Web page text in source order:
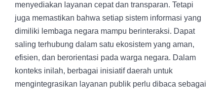
menyediakan layanan cepat dan transparan. Tetapi
juga memastikan bahwa setiap sistem informasi yang
dimiliki lembaga negara mampu berinteraksi. Dapat
saling terhubung dalam satu ekosistem yang aman,
efisien, dan berorientasi pada warga negara. Dalam
konteks inilah, berbagai inisiatif daerah untuk
mengintegrasikan layanan publik perlu dibaca sebagai